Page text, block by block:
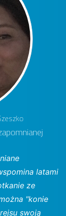
latami
ze
"konie
swoją